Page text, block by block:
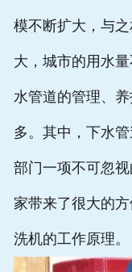
模不断扩大，与
大，城市的用水
水管道的管理、
多。其中，下水
部门一项不可忽
家带来了很大的
洗机的工作原理。